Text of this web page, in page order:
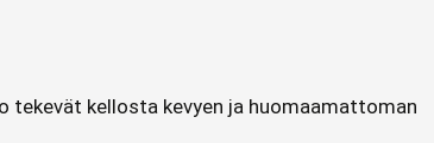
tekevät kellosta kevyen ja huomaamattoman